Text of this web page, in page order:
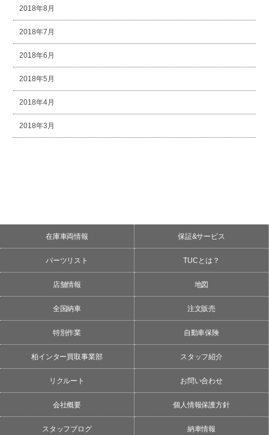
2018年8月
2018年7月
2018年6月
2018年5月
2018年4月
2018年3月
在庫車両情報 保証&サービス
パーツリスト TUCとは？
店舗情報 地図
全国納車 注文販売
特別作業 自動車保険
柏インター買取事業部 スタッフ紹介
リクルート お問い合わせ
会社概要 個人情報保護方針
スタッフブログ 納車情報